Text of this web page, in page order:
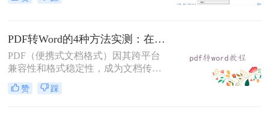
打开，排版都完全一样。这个优点也
位置，而Word是流式排版，内容从上
到下流动、自动换行。
PDF转Word的4种方法实测：在线工具、Word、Adobe与开源软件对比！！
PDF（便携式文档格式）因其跨平台
兼容性和格式稳定性，成为文档传输
的首选格式。然而，当我们需要编辑
文档内容时，将其转换为Word格式
赞 踩